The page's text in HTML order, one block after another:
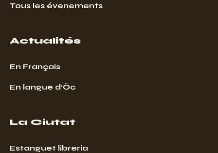
Tous les évenements
Actualités
En Français
En langue d’Òc
La Ciutat
Estanguet libreria